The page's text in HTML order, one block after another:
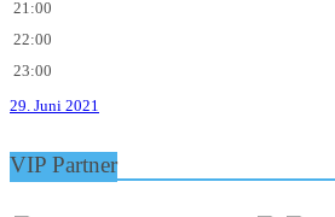
21:00
22:00
23:00
29. Juni 2021
VIP Partner